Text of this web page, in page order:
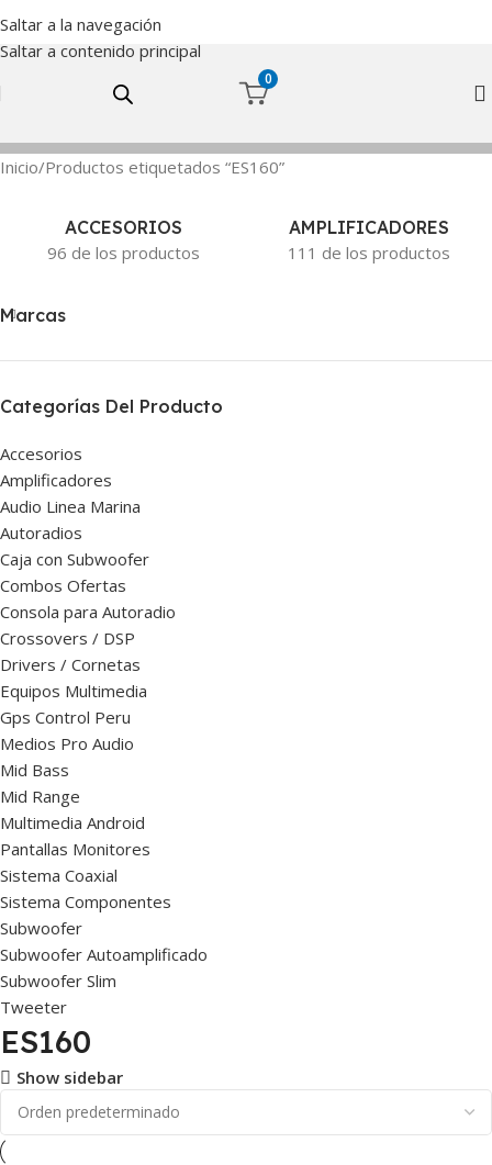
Saltar a la navegación
Saltar a contenido principal
0
Inicio Productos etiquetados “ES160”
ACCESORIOS
96 de los productos
AMPLIFICADORES
111 de los productos
Marcas
Categorías Del Producto
Accesorios
Amplificadores
Audio Linea Marina
Autoradios
Caja con Subwoofer
Combos Ofertas
Consola para Autoradio
Crossovers / DSP
Drivers / Cornetas
Equipos Multimedia
Gps Control Peru
Medios Pro Audio
Mid Bass
Mid Range
Multimedia Android
Pantallas Monitores
Sistema Coaxial
Sistema Componentes
Subwoofer
Subwoofer Autoamplificado
Subwoofer Slim
Tweeter
ES160
Show sidebar